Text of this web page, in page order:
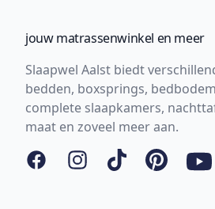
jouw matrassenwinkel en meer
Slaapwel Aalst biedt
bedden, boxsprings,
complete slaapkamers,
maat en zoveel meer aan.
FacebookInstagram
Tiktok Pinterest